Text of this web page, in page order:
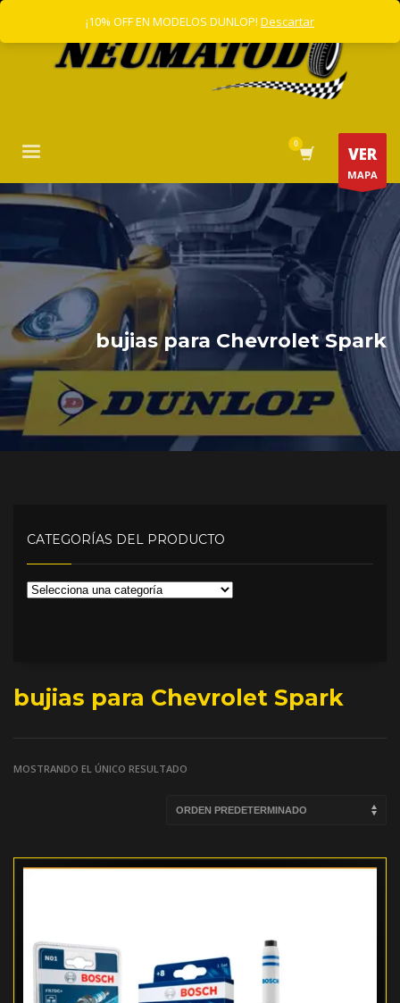
VER
MAPA
bujias para Chevrolet Spark
bujias para Chevrolet Spark
MOSTRANDO EL ÚNICO RESULTADO
CATEGORÍAS DEL PRODUCTO
¡10% OFF EN MODELOS DUNLOP! Descartar